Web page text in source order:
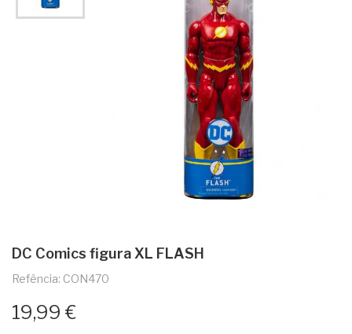
DC Comics figura XL FLASH
Refência: CON470
19,99 €